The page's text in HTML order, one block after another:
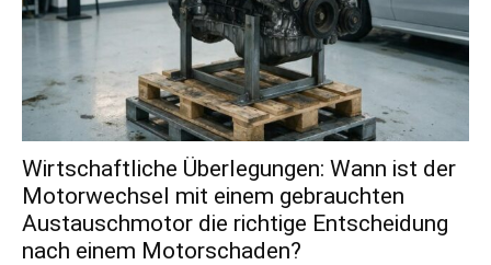
Wirtschaftliche Überlegungen: Wann ist der
Motorwechsel mit einem gebrauchten
Austauschmotor die richtige Entscheidung
nach einem Motorschaden?